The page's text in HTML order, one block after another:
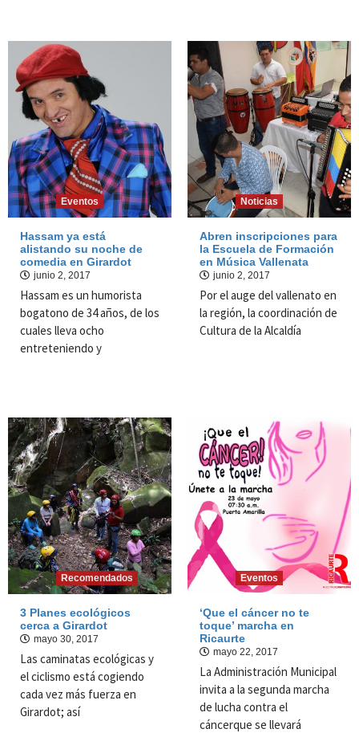
Eventos
Hassam ya está
alistando su noche de
comedia en Girardot
junio 2, 2017
Hassam es un humorista
bogatono de 34 años, de los
cuales lleva ocho
entreteniendo y
Noticias
Abren inscripciones para
la Escuela de Formación
en Música Vallenata
junio 2, 2017
Por el auge del vallenato en
la región, la coordinación de
Cultura de la Alcaldía
Recomendados
3 Planes ecológicos
cerca a Girardot
mayo 30, 2017
Las caminatas ecológicas y
el ciclismo está cogiendo
cada vez más fuerza en
Girardot; así
Eventos
‘Que el cáncer no te
toque’ marcha en
Ricaurte
mayo 22, 2017
La Administración Municipal
invita a la segunda marcha
de lucha contra el
cáncerque se llevará